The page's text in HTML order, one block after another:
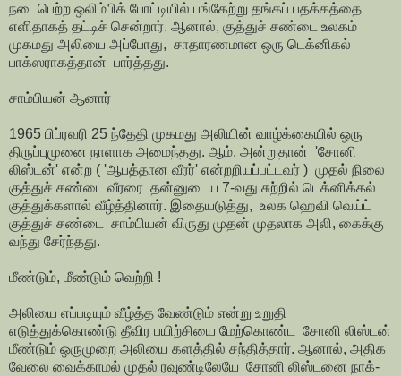
நடைபெற்ற ஒலிம்பிக் போட்டியில் பங்கேற்று தங்கப் பதக்கத்தை
எளிதாகத் தட்டிச் சென்றார். ஆனால், குத்துச் சண்டை உலகம்
முகமது அலியை அப்போது, சாதாரணமான ஒரு டெக்னிகல்
பாக்ஸராகத்தான் பார்த்தது.
சாம்பியன் ஆனார்
1965 பிப்ரவரி 25 ந்தேதி முகமது அலியின் வாழ்க்கையில் ஒரு
திருப்புமுனை நாளாக அமைந்தது. ஆம், அன்றுதான் 'சோனி
லிஸ்டன்' என்ற ( 'ஆபத்தான வீரர்' என்றறியப்பட்டவர் ) முதல் நிலை
குத்துச் சண்டை வீரரை தன்னுடைய 7-வது சுற்றில் டெக்னிக்கல்
குத்துக்களால் வீழ்த்தினார். இதையடுத்து, உலக ஹெவி வெய்ட்
குத்துச் சண்டை சாம்பியன் விருது முதன் முதலாக அலி, கைக்கு
வந்து சேர்ந்தது.
மீண்டும், மீண்டும் வெற்றி !
அலியை எப்படியும் வீழ்த்த வேண்டும் என்று உறுதி
எடுத்துக்கொண்டு தீவிர பயிற்சியை மேற்கொண்ட சோனி லிஸ்டன்
மீண்டும் ஒருமுறை அலியை களத்தில் சந்தித்தார். ஆனால், அதிக
வேலை வைக்காமல் முதல் ரவுண்டிலேயே சோனி லிஸ்டனை நாக்-